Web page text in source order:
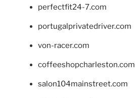
perfectfit24-7.com
portugalprivatedriver.com
von-racer.com
coffeeshopcharleston.com
salon104mainstreet.com